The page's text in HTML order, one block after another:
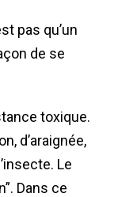
pas qu’un
de se
toxique.
d’araignée,
Le
Dans ce